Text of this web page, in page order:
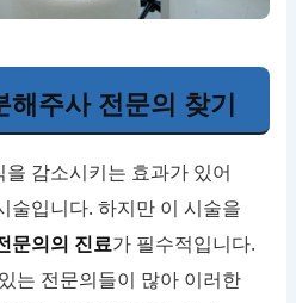
해주사 전문의 찾기
감소시키는 효과가 있어
술입니다. 하지만 이 시술을
문의의 진료가 필수적입니다.
는 전문의들이 많아 이러한